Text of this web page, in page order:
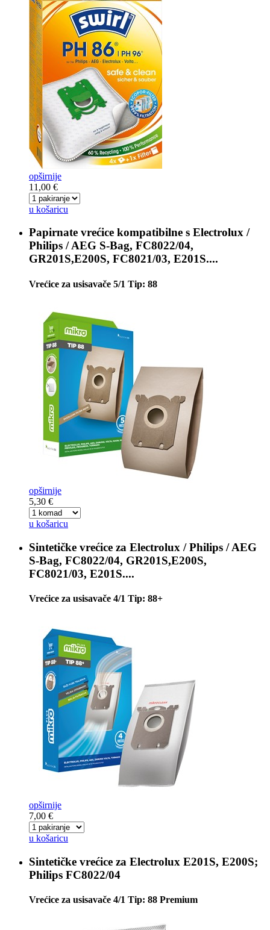
opširnije
11,00 €
u košaricu
Papirnate vrećice kompatibilne s Electrolux /
Philips / AEG S-Bag, FC8022/04,
GR201S,E200S, FC8021/03, E201S....
Vrećice za usisavače 5/1 Tip: 88
opširnije
5,30 €
u košaricu
Sintetičke vrećice za Electrolux / Philips / AEG
S-Bag, FC8022/04, GR201S,E200S,
FC8021/03, E201S....
Vrećice za usisavače 4/1 Tip: 88+
opširnije
7,00 €
u košaricu
Sintetičke vrećice za Electrolux E201S, E200S;
Philips FC8022/04
Vrećice za usisavače 4/1 Tip: 88 Premium